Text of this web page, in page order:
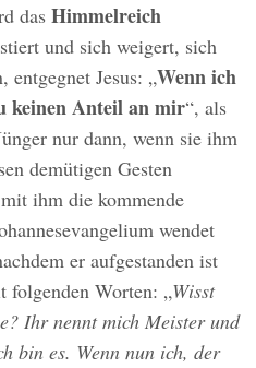
das Himmelreich
und sich weigert, sich
entgegnet Jesus: „Wenn ich
keinen Anteil an mir“, als
nur dann, wenn sie ihm
demütigen Gesten
ihm die kommende
wendet
er aufgestanden ist
folgenden Worten: „Wisst
Ihr nennt mich Meister und
bin es. Wenn nun ich, der